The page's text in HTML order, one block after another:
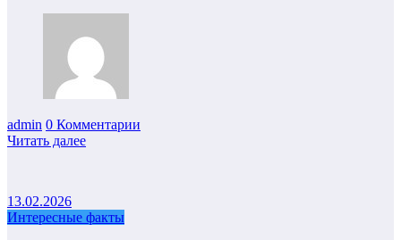
admin 0 Комментарии
Читать далее
13.02.2026
Интересные факты